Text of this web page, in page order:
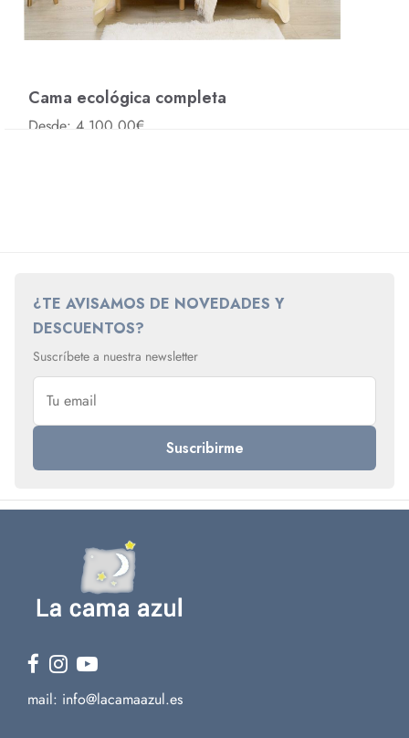
Cama ecológica completa
Desde: 4.100,00€
¿TE AVISAMOS DE NOVEDADES Y
DESCUENTOS?
Suscríbete a nuestra newsletter
mail: info@lacamaazul.es